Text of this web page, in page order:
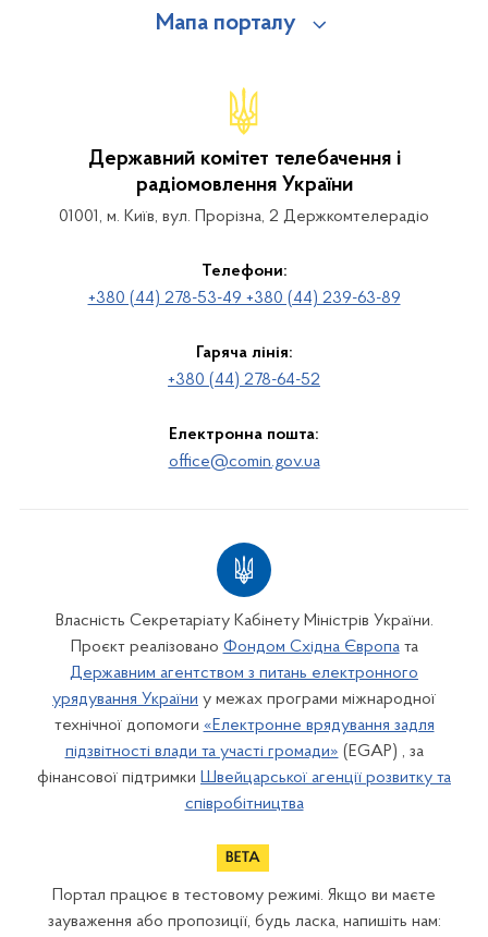
Мапа порталу
Державний комітет телебачення і
радіомовлення України
01001, м. Київ, вул. Прорізна, 2 Держкомтелерадіо
Телефони:
+380 (44) 278-53-49 +380 (44) 239-63-89
Гаряча лінія:
+380 (44) 278-64-52
Електронна пошта:
office@comin.gov.ua
Власність Секретаріату Кабінету Міністрів України.
Проєкт реалізовано Фондом Східна Європата
Державним агентством з питань електронного
урядування України у межах програми міжнародної
технічної допомоги «Електронне врядування задля
підзвітності влади та участі громади» (EGAP) , за
фінансової підтримки Швейцарської агенції розвитку та
співробітництва
Портал працює в тестовому режимі. Якщо ви маєте
зауваження або пропозиції, будь ласка, напишіть нам: